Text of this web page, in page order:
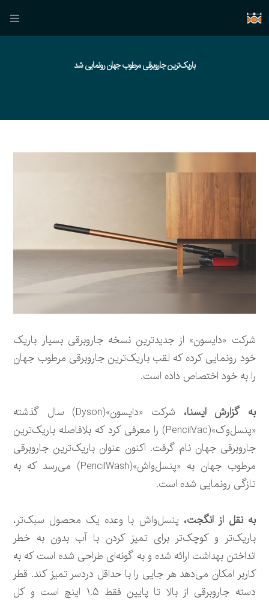
باریک‌ترین جاروبرقی مرطوب جهان رونمایی شد
شرکت «دایسون» از جدیدترین نسخه جاروبرقی بسیار باریک
خود رونمایی کرده که لقب باریک‌ترین جاروبرقی مرطوب جهان
را به خود اختصاص داده است.
به گزارش ایسنا،
شرکت «دایسون»(Dyson) سال گذشته
«پنسل‌وک»(PencilVac) را معرفی کرد که بلافاصله باریک‌ترین
جاروبرقی جهان نام گرفت. اکنون عنوان باریک‌ترین جاروبرقی
مرطوب جهان به «پنسل‌واش»(PencilWash) می‌رسد که به
تازگی رونمایی شده است.
به نقل از انگجت، پنسل‌واش با وعده‌ یک محصول سبک‌تر،
باریک‌تر و کوچک‌تر برای تمیز کردن با آب بدون به خطر
انداختن بهداشت ارائه شده و به گونه‌ای طراحی شده است که به
کاربر امکان می‌دهد هر جایی را با حداقل دردسر تمیز کند. قطر
دسته جاروبرقی از بالا تا پایین فقط ۱.۵ اینچ است و کل